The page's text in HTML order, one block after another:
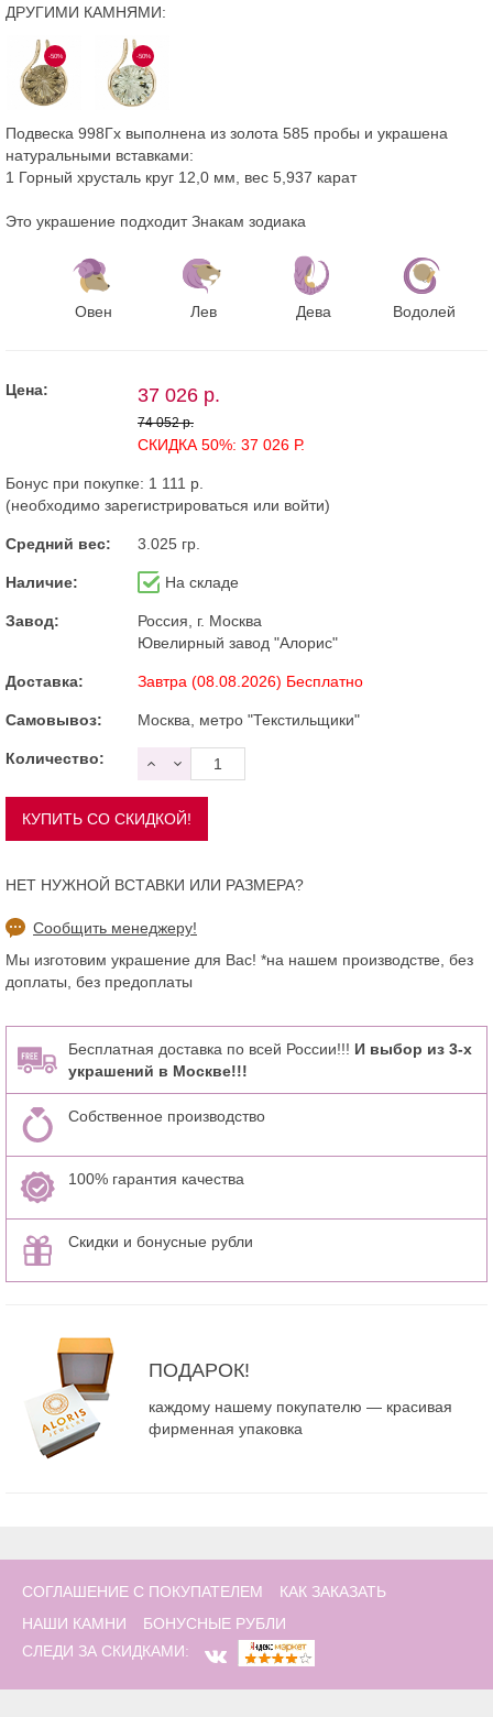
ДРУГИМИ КАМНЯМИ:
-50% -50%
Подвеска 998Гх выполнена из золота 585 пробы и украшена
натуральными вставками:
1 Горный хрусталь круг 12,0 мм, вес 5,937 карат
Это украшение подходит Знакам зодиака
Овен Лев Дева Водолей
Цена: 37 026 р.
74 052 р.
СКИДКА 50%: 37 026 Р.
Бонус при покупке: 1 111 р.
(необходимо зарегистрироваться или войти)
Средний вес: 3.025 гр.
Наличие: На складе
Завод:
Россия, г. Москва
Ювелирный завод "Алорис"
Доставка: Завтра (08.08.2026) Бесплатно
Самовывоз: Москва, метро "Текстильщики"
Количество:
НЕТ НУЖНОЙ ВСТАВКИ ИЛИ РАЗМЕРА?
Сообщить менеджеру!
Мы изготовим украшение для Вас! *на нашем производстве, без
доплаты, без предоплаты
Бесплатная доставка по всей России!!! И выбор из 3-х
украшений в Москве!!!
Собственное производство
100% гарантия качества
Скидки и бонусные рубли
ПОДАРОК!
каждому нашему покупателю — красивая
фирменная упаковка
СОГЛАШЕНИЕ С ПОКУПАТЕЛЕМ
КАК ЗАКАЗАТЬ
НАШИ КАМНИ
БОНУСНЫЕ РУБЛИ
СЛЕДИ ЗА СКИДКАМИ: